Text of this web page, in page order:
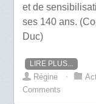
et de
ses 140 ans.
Duc)
LIRE PLUS...
Régine ⋅
Comments